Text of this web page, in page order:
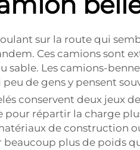
sur la route qui
Ces camions sont
sable. Les camions-
de gens y pensent
conservent deux jeux
pour répartir la charge
de construction
plus de poids